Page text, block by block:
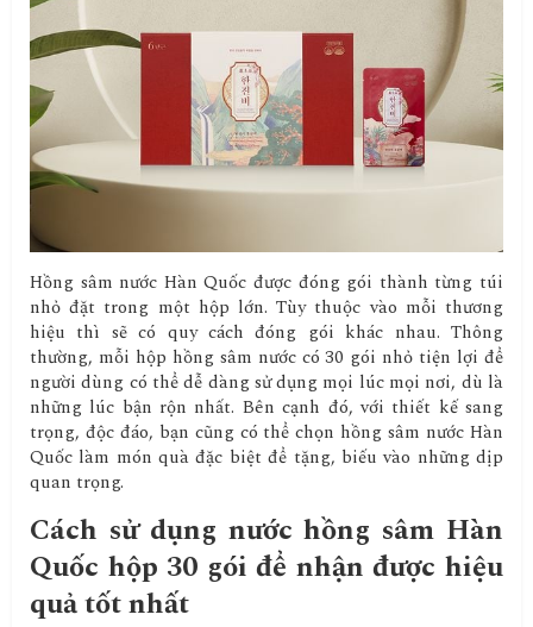
Hồng sâm nước Hàn Quốc được đóng gói thành từng túi
nhỏ đặt trong một hộp lớn. Tùy thuộc vào mỗi thương
hiệu thì sẽ có quy cách đóng gói khác nhau. Thông
thường, mỗi hộp hồng sâm nước có 30 gói nhỏ tiện lợi để
người dùng có thể dễ dàng sử dụng mọi lúc mọi nơi, dù là
những lúc bận rộn nhất. Bên cạnh đó, với thiết kế sang
trọng, độc đáo, bạn cũng có thể chọn hồng sâm nước Hàn
Quốc làm món quà đặc biệt để tặng, biếu vào những dịp
quan trọng.
Cách sử dụng nước hồng sâm Hàn
Quốc hộp 30 gói để nhận được hiệu
quả tốt nhất